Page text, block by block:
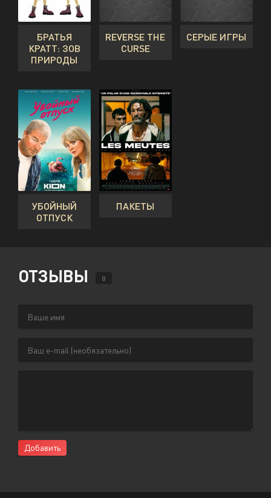
БРАТЬЯ
КРАТТ: ЗОВ
ПРИРОДЫ
REVERSE THE
CURSE
СЕРЫЕ ИГРЫ
УБОЙНЫЙ
ОТПУСК
ПАКЕТЫ
ОТЗЫВЫ 0
Добавить